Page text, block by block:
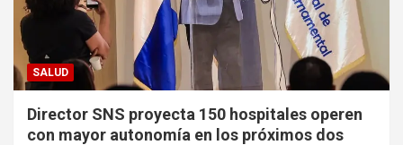
SALUD
Director SNS proyecta 150 hospitales operen
con mayor autonomía en los próximos dos